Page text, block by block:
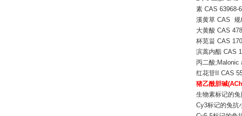
素 CAS 63968-
溪黄草 CAS 规
大黄酸 CAS
杯苋甾 CAS
滨蒿内酯 CAS
丙二酸;Malonic
红花苷II CAS
猪乙酰胆碱
生物素标记的
Cy3标记的兔抗